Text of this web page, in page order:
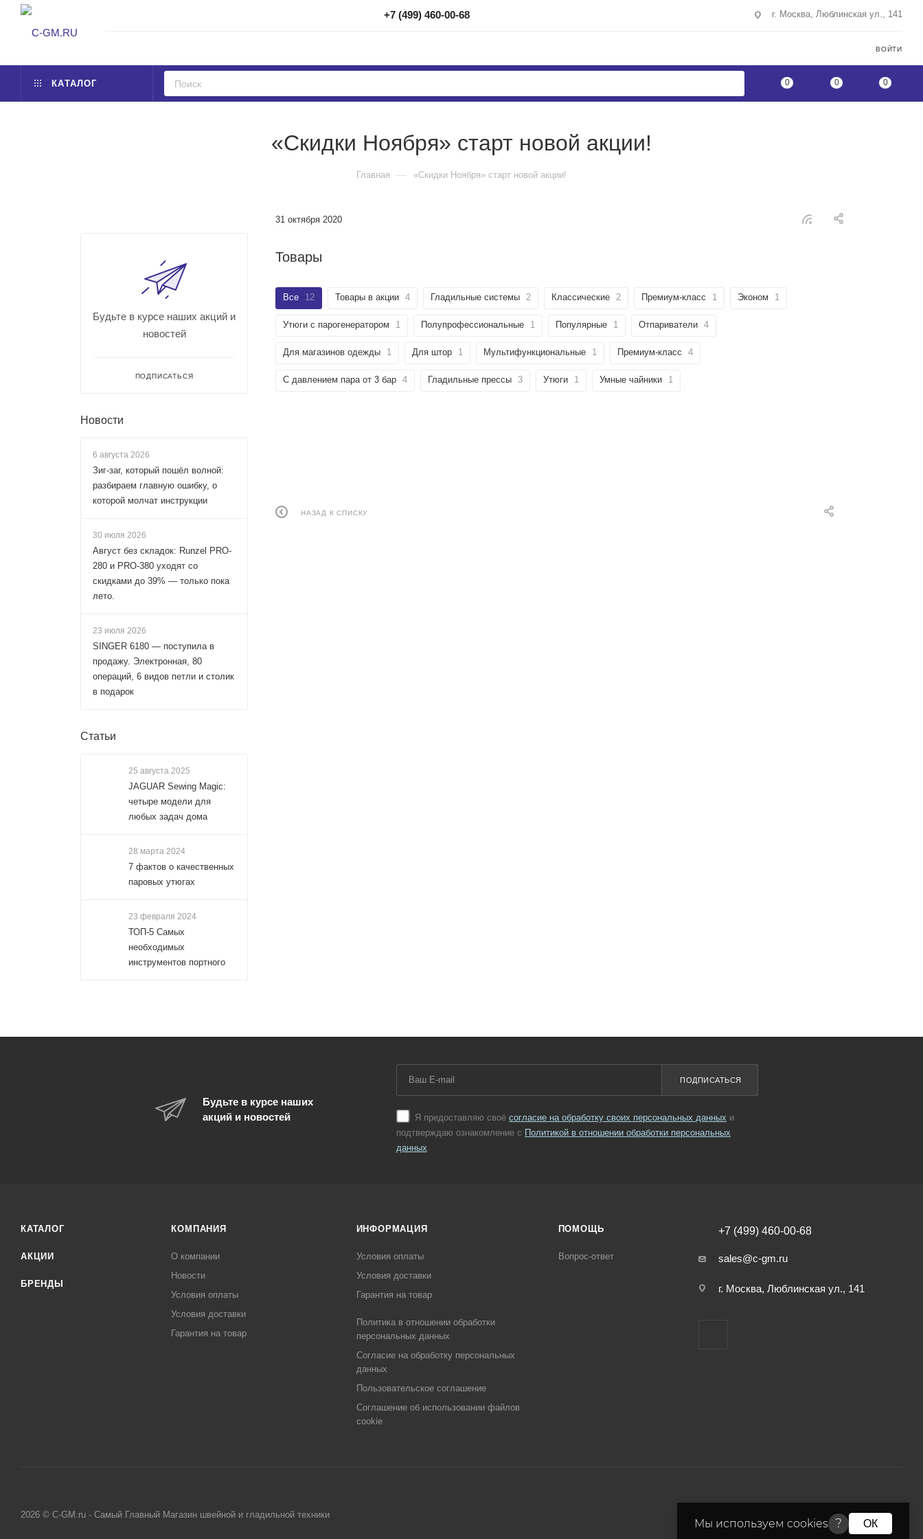
+7 (499) 460-00-68 г. Москва, Люблинская ул., 141
ВОЙТИ
КАТАЛОГ 0 0 0
«Скидки Ноября» cтарт новой акции!
Главная — «Скидки Ноября» cтарт новой акции!
31 октября 2020
Товары
Все 12 Товары в акции 4 Гладильные системы 2 Классические 2 Премиум-класс 1 Эконом 1
Утюги с парогенератором 1 Полупрофессиональные 1 Популярные 1 Отпариватели 4
Для магазинов одежды 1 Для штор 1 Мультифункциональные 1 Премиум-класс 4
С давлением пара от 3 бар 4 Гладильные прессы 3 Утюги 1 Умные чайники 1
НАЗАД К СПИСКУ
Будьте в курсе наших акций и
новостей
ПОДПИСАТЬСЯ
Новости
6 августа 2026
Зиг-заг, который пошёл волной:
разбираем главную ошибку, о
которой молчат инструкции
30 июля 2026
Август без складок: Runzel PRO-
280 и PRO-380 уходят со
скидками до 39% — только пока
лето.
23 июля 2026
SINGER 6180 — поступила в
продажу. Электронная, 80
операций, 6 видов петли и столик
в подарок
Статьи
25 августа 2025
JAGUAR Sewing Magic:
четыре модели для
любых задач дома
28 марта 2024
7 фактов о качественных
паровых утюгах
23 февраля 2024
ТОП-5 Самых
необходимых
инструментов портного
Будьте в курсе наших
акций и новостей
Я предоставляю своё согласие на обработку своих персональных данных и
подтверждаю ознакомление с Политикой в отношении обработки персональных
данных
ПОДПИСАТЬСЯ
КАТАЛОГ
АКЦИИ
БРЕНДЫ
КОМПАНИЯ
О компании
Новости
Условия оплаты
Условия доставки
Гарантия на товар
ИНФОРМАЦИЯ
Условия оплаты
Условия доставки
Гарантия на товар
Политика в отношении обработки
персональных данных
Cогласие на обработку персональных
данных
Пользовательское соглашение
Cоглашение об использовании файлов
cookie
ПОМОЩЬ
Вопрос-ответ
+7 (499) 460-00-68
sales@c-gm.ru
г. Москва, Люблинская ул., 141
2026 © C-GM.ru - Самый Главный Магазин швейной и гладильной техники
Мы используем cookies ? ОК